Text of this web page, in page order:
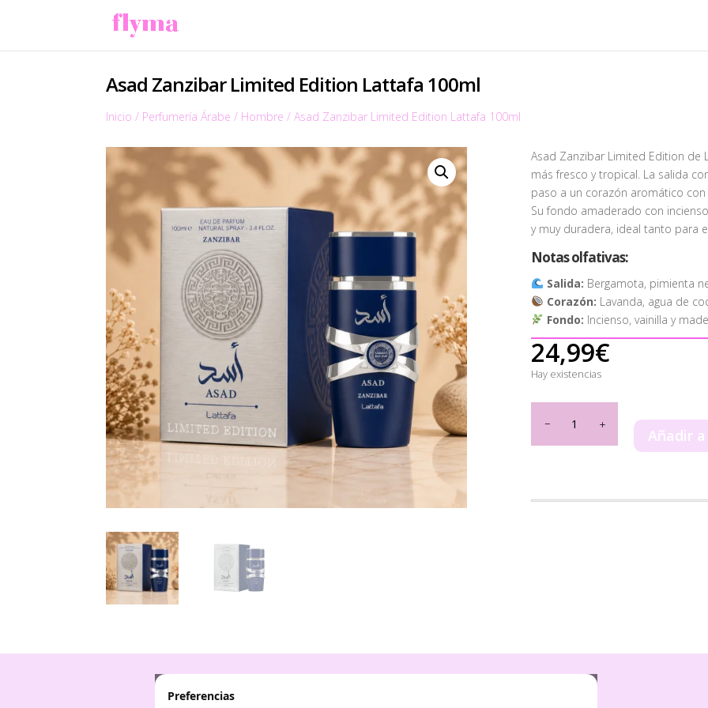
Asad Zanzibar Limited Edition Lattafa 100ml
Inicio / Perfumería Árabe / Hombre /Asad Zanzibar Limited Edition Lattafa 100ml
Asad Zanzibar Limited Edition de
más fresco y tropical. La salida
paso a un corazón aromático
Su fondo amaderado con
y muy duradera, ideal tanto para
Notas olfativas:
Salida: Bergamota, pimienta
Corazón: Lavanda, agua de
Fondo: Incienso, vainilla y
24,99€
Hay existencias
Zanzibar
Limited
100ml
Añadir
Preferencias